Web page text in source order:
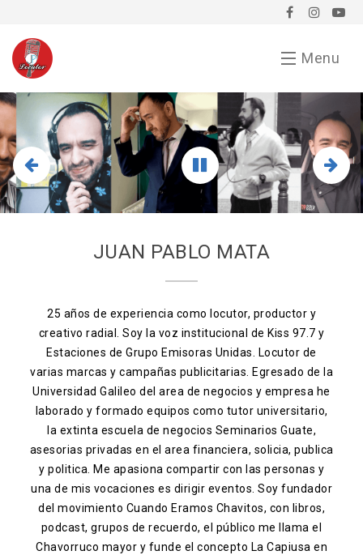
Menu
Inicio
Demo
Chavorrucadas
Anunciarse conmigo
Contacto
JUAN PABLO MATA
25 años de experiencia como locutor, productor y
creativo radial. Soy la voz institucional de Kiss 97.7 y
Estaciones de Grupo Emisoras Unidas. Locutor de
varias marcas y campañas publicitarias. Egresado de la
Universidad Galileo del area de negocios y empresa he
laborado y formado equipos como tutor universitario,
la extinta escuela de negocios Seminarios Guate,
asesorias privadas en el area financiera, solicia, publica
y politica. Me apasiona compartir con las personas y
una de mis vocaciones es dirigir eventos. Soy fundador
del movimiento Cuando Eramos Chavitos, con libros,
podcast, grupos de recuerdo, el público me llama el
Chavorruco mayor y funde el concepto La Capiusa en